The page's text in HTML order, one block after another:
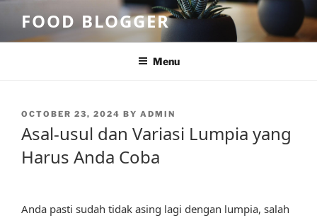
content
FOOD BLOGGER
Menu
POSTED
OCTOBER 23, 2024 BY ADMIN
Asal-usul dan Variasi Lumpia yang
Harus Anda Coba
Anda pasti sudah tidak asing lagi dengan lumpia, salah